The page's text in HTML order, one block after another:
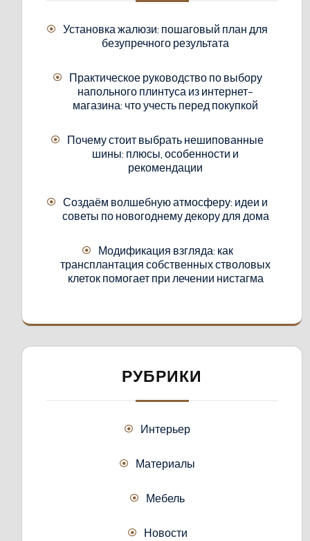
Установка жалюзи: пошаговый план для
безупречного результата
Практическое руководство по выбору
напольного плинтуса из интернет-
магазина: что учесть перед покупкой
Почему стоит выбрать нешипованные
шины: плюсы, особенности и
рекомендации
Создаём волшебную атмосферу: идеи и
советы по новогоднему декору для дома
Модификация взгляда: как
трансплантация собственных стволовых
клеток помогает при лечении нистагма
РУБРИКИ
Интерьер
Материалы
Мебель
Новости